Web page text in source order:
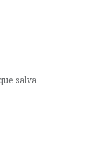
salva